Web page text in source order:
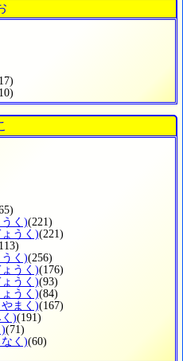
く)(221)
うく)(221)
く)(256)
うく)(176)
うく)(93)
うく)(84)
まく)(167)
)(191)
(71)
く)(60)